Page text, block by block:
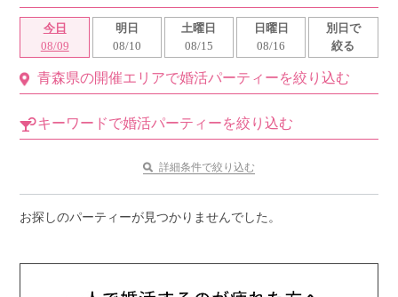
お問い合わせ
利用規約
個人情報保護方針launch
子どもの安全基準に関するポリシー launch
公式アカウントで最新情報を配信中！
今日
08/09
明日
08/10
土曜日
08/15
日曜日
08/16
別日で
絞る
青森県の開催エリアで婚活パーティーを絞り込む
キーワードで婚活パーティーを絞り込む
詳細条件で絞り込む
お探しのパーティーが見つかりませんでした。